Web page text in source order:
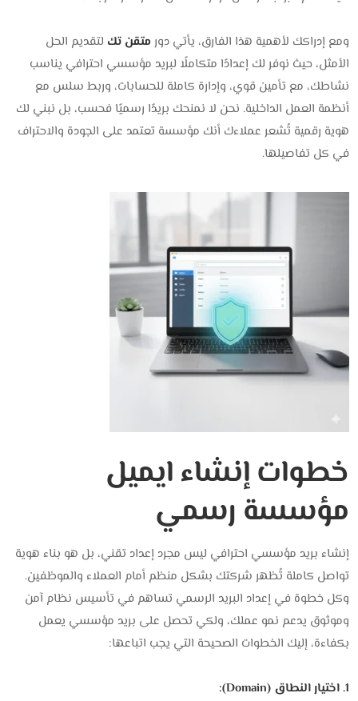
ومع إدراكك لأهمية هذا الفارق، يأتي دور متقن تك لتقديم الحل
الأمثل، حيث نوفر لك إعدادًا متكاملًا لبريد مؤسسي احترافي يناسب
نشاطك، مع تأمين قوي، وإدارة كاملة للحسابات، وربط سلس مع
أنظمة العمل الداخلية. نحن لا نمنحك بريدًا رسميًا فحسب، بل نبني لك
هوية رقمية تُشعر عملاءك أنك مؤسسة تعتمد على الجودة والاحتراف
في كل تفاصيلها.
خطوات إنشاء ايميل
مؤسسة رسمي
إنشاء بريد مؤسسي احترافي ليس مجرد إعداد تقني، بل هو بناء هوية
تواصل كاملة تُظهر شركتك بشكل منظم أمام العملاء والموظفين.
وكل خطوة في إعداد البريد الرسمي تساهم في تأسيس نظام آمن
وموثوق يدعم نمو عملك، ولكي تحصل على بريد مؤسسي يعمل
بكفاءة، إليك الخطوات الصحيحة التي يجب اتباعها:
1. اختيار النطاق (Domain):